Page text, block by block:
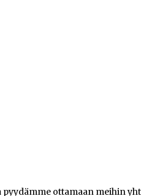
ottamaan meihin